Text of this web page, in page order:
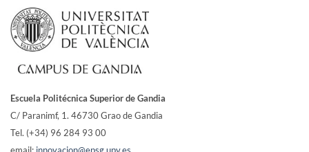
Escuela Politécnica Superior de Gandia
C/ Paranimf, 1. 46730 Grao de Gandia
Tel. (+34) 96 284 93 00
email: innovacion@epsg.upv.es